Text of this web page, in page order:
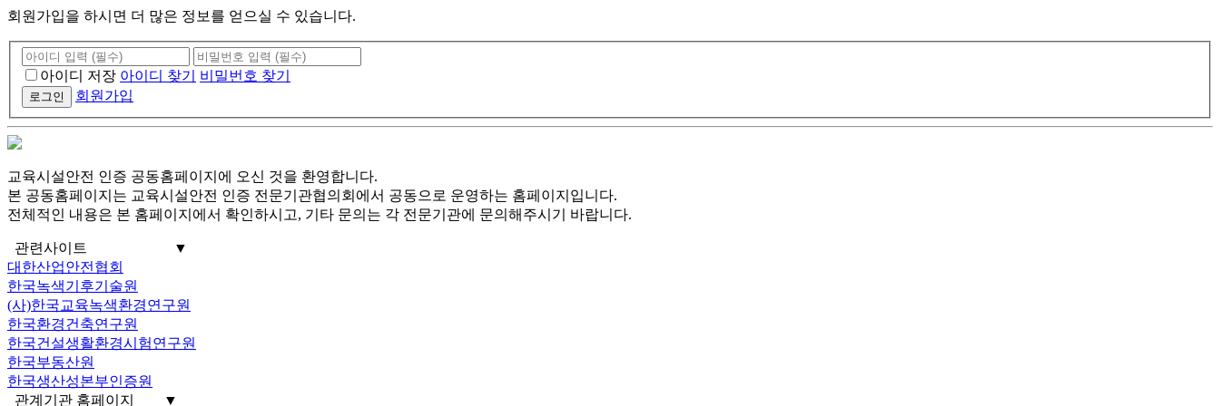
회원가입을 하시면 더 많은 정보를 얻으실 수 있습니다.
아이디 저장 아이디 찾기 비밀번호 찾기
로그인 회원가입
교육시설안전 인증 공동홈페이지에 오신 것을 환영합니다.
본 공동홈페이지는 교육시설안전 인증 전문기관협의회에서 공동으로 운영하는 홈페이지입니다.
전체적인 내용은 본 홈페이지에서 확인하시고, 기타 문의는 각 전문기관에 문의해주시기 바랍니다.
관련사이트
▼
대한산업안전협회
한국녹색기후기술원
(사)한국교육녹색환경연구원
한국환경건축연구원
한국건설생활환경시험연구원
한국부동산원
한국생산성본부인증원
관계기관 홈페이지
▼